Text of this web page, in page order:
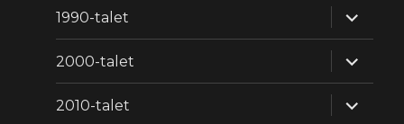
1990-talet
2000-talet
2010-talet